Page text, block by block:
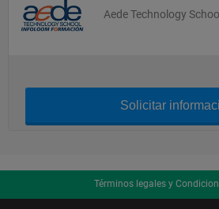
Aede Technology School
Solicitar
Términos legales y